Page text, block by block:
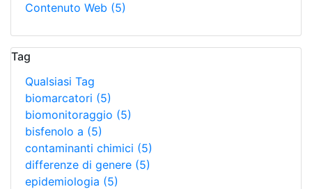
Contenuto Web (5)
Tag
Qualsiasi Tag
biomarcatori (5)
biomonitoraggio (5)
bisfenolo a (5)
contaminanti chimici (5)
differenze di genere (5)
epidemiologia (5)